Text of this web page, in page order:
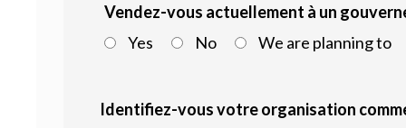
Vendez-vous actuellement à un
Yes
No We are planning to
Identifiez-vous votre organisation